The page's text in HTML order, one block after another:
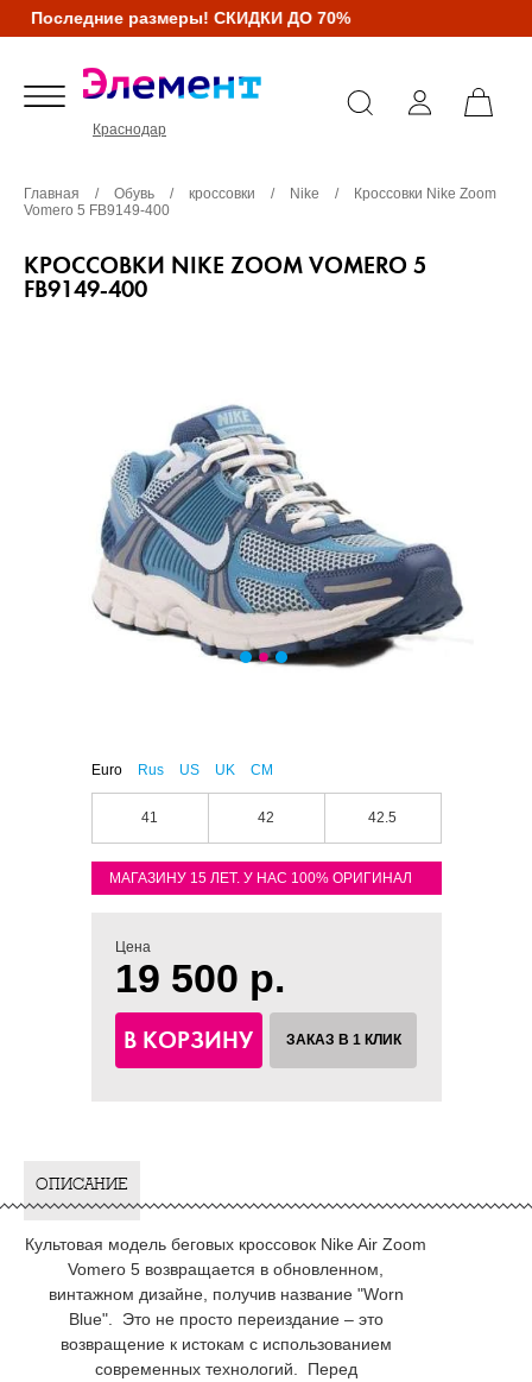
Последние размеры! СКИДКИ ДО 70%
Краснодар
Главная / Обувь / кроссовки / Nike /
Кроссовки Nike Zoom
Vomero 5 FB9149-400
КРОССОВКИ NIKE ZOOM VOMERO 5
FB9149-400
Euro Rus US UK CM
41 42 42.5
МАГАЗИНУ 15 ЛЕТ. У НАС 100% ОРИГИНАЛ
Цена
19 500 р.
В КОРЗИНУ ЗАКАЗ В 1 КЛИК
ОПИСАНИЕ
Культовая модель беговых кроссовок Nike Air Zoom
Vomero 5 возвращается в обновленном,
винтажном дизайне, получив название "Worn
Blue". Это не просто переиздание – это
возвращение к истокам с использованием
современных технологий. Перед